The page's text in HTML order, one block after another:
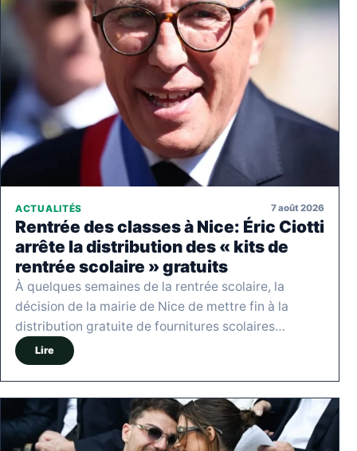
ACTUALITÉS 7 août 2026
Rentrée des classes à Nice: Éric Ciotti
arrête la distribution des « kits de
rentrée scolaire » gratuits
À quelques semaines de la rentrée scolaire, la
décision de la mairie de Nice de mettre fin à la
distribution gratuite de fournitures scolaires…
Lire